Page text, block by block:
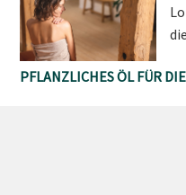
PFLANZLICHES ÖL FÜR